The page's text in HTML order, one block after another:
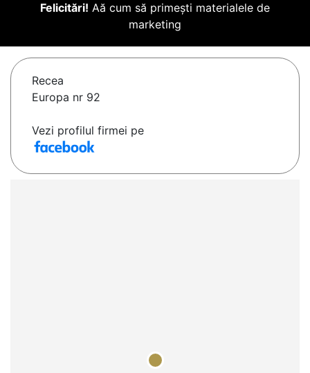
Felicitări! Aă cum să primești materialele de
marketing
Recea
Europa nr 92
Vezi profilul firmei pe